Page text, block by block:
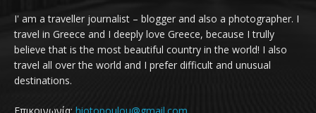
I' am a traveller journalist – blogger and also a photographer. I
travel in Greece and I deeply love Greece, because I trully
believe that is the most beautiful country in the world! I also
travel all over the world and I prefer difficult and unusual
destinations.